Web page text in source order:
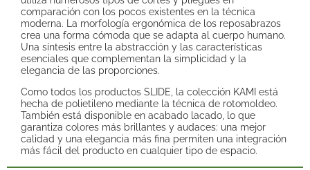
comparación con los pocos existentes en la técnica
moderna. La morfología ergonómica de los reposabrazos
crea una forma cómoda que se adapta al cuerpo humano.
Una síntesis entre la abstracción y las características
esenciales que complementan la simplicidad y la
elegancia de las proporciones.
Como todos los productos SLIDE, la colección KAMI está
hecha de polietileno mediante la técnica de rotomoldeo.
También está disponible en acabado lacado, lo que
garantiza colores más brillantes y audaces: una mejor
calidad y una elegancia más fina permiten una integración
más fácil del producto en cualquier tipo de espacio.